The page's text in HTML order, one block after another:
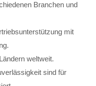
Branchen und
mit
weltweit.
sind für